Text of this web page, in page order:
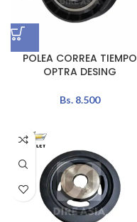
POLEA CORREA TIEMPO
OPTRA DESING
Bs.8.500